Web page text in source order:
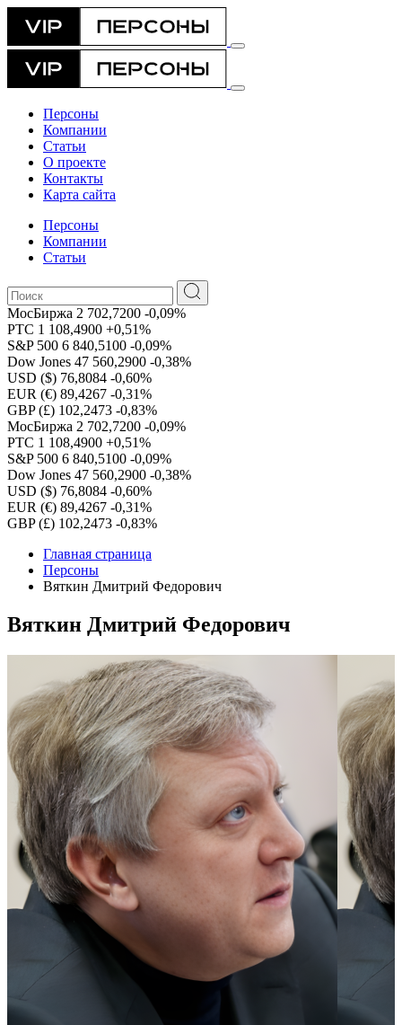
Персоны
Компании
Статьи
О проекте
Контакты
Карта сайта
Персоны
Компании
Статьи
МосБиржа 2 702,7200 -0,09%
РТС 1 108,4900 +0,51%
S&P 500 6 840,5100 -0,09%
Dow Jones 47 560,2900 -0,38%
USD ($) 76,8084 -0,60%
EUR (€) 89,4267 -0,31%
GBP (£) 102,2473 -0,83%
МосБиржа 2 702,7200 -0,09%
РТС 1 108,4900 +0,51%
S&P 500 6 840,5100 -0,09%
Dow Jones 47 560,2900 -0,38%
USD ($) 76,8084 -0,60%
EUR (€) 89,4267 -0,31%
GBP (£) 102,2473 -0,83%
Главная страница
Персоны
Вяткин Дмитрий Федорович
Вяткин Дмитрий Федорович